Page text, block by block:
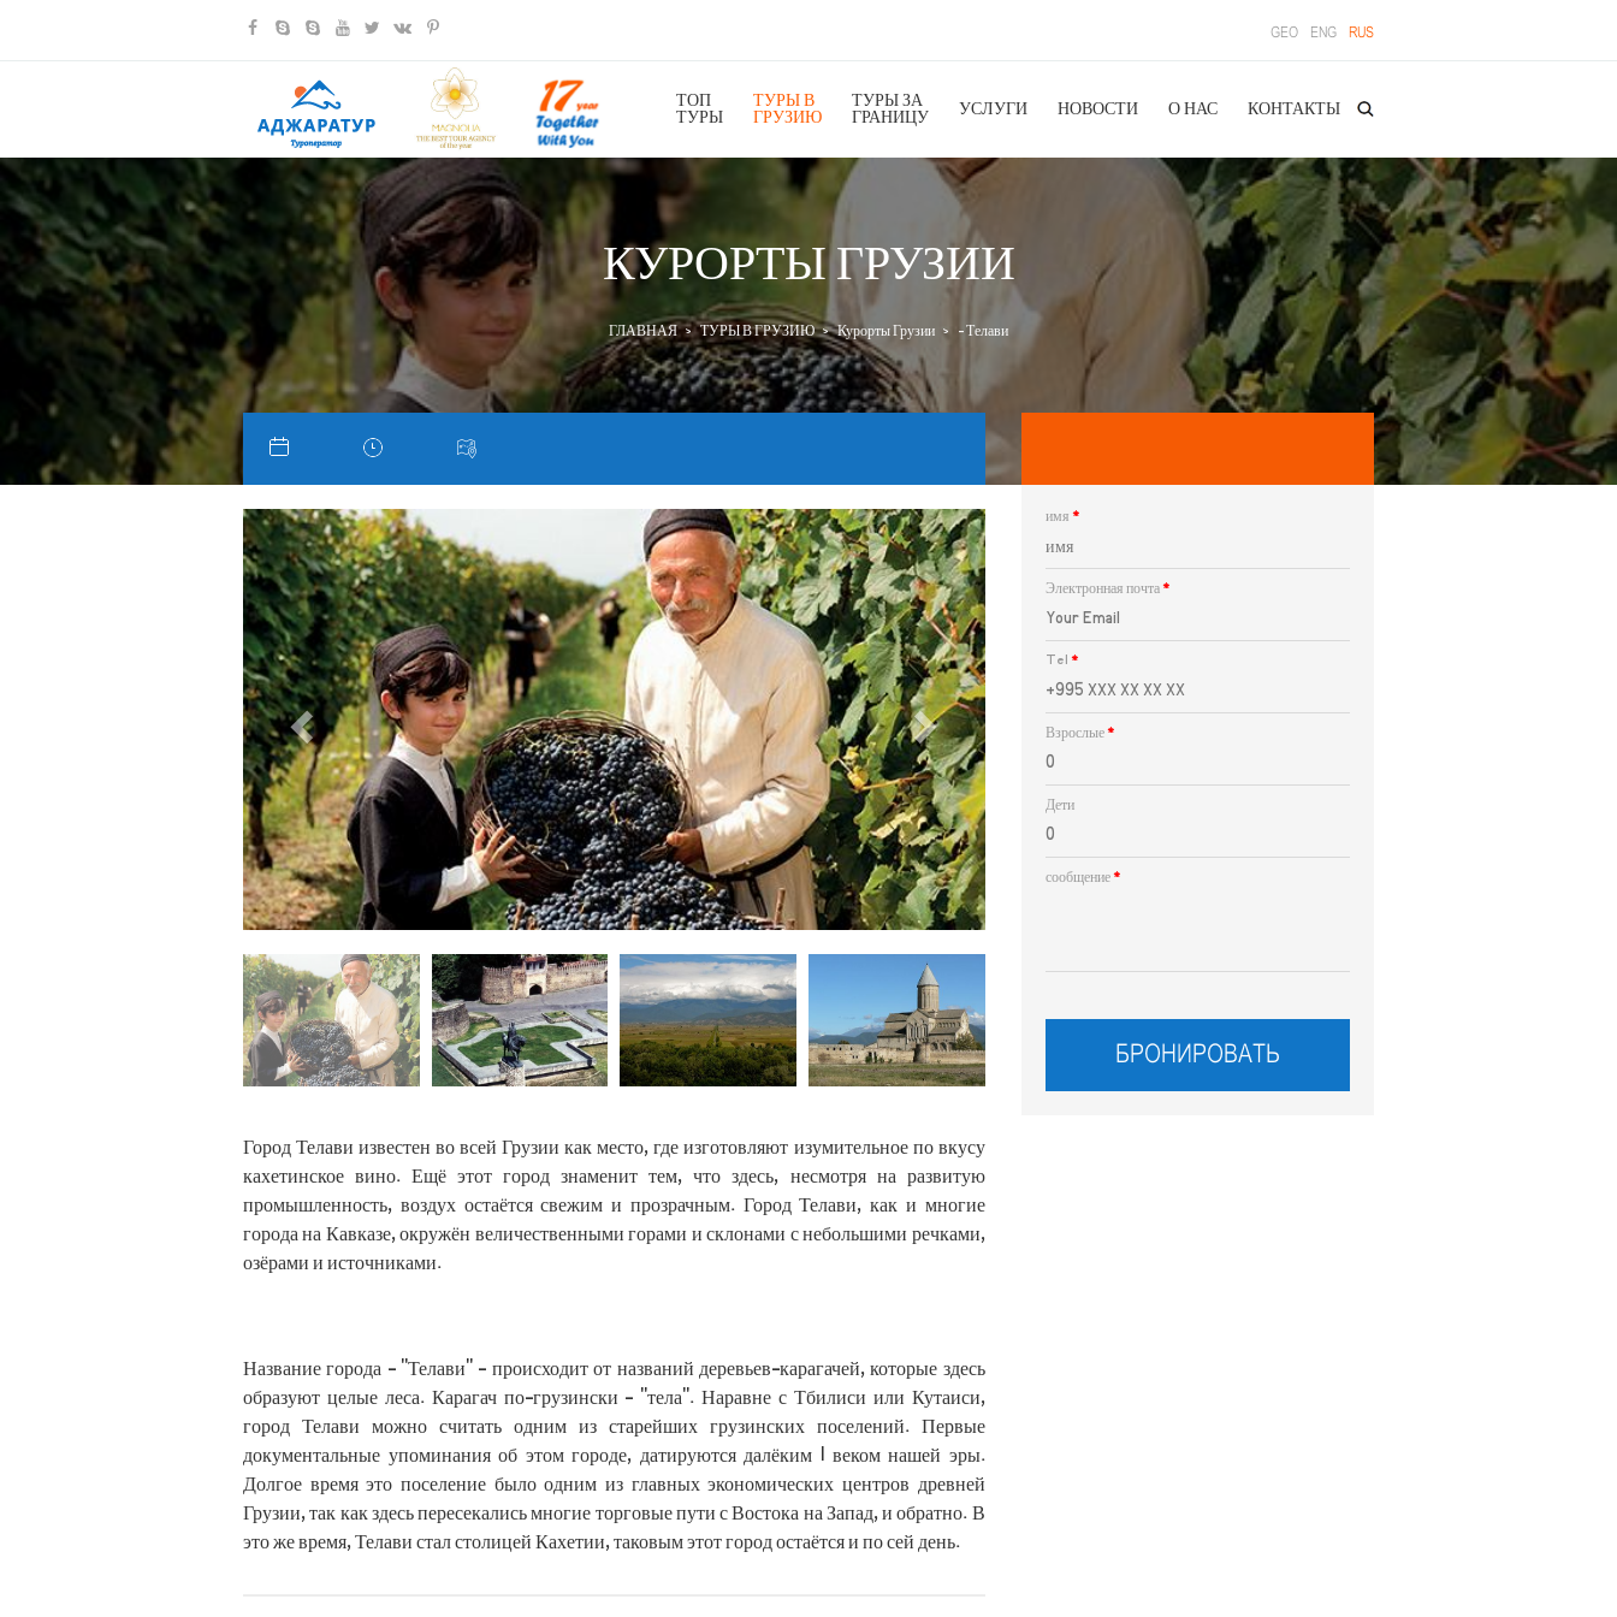
GEO ENG RUS
ТОП
ТУРЫ
ТУРЫ В
ГРУЗИЮ
ТУРЫ ЗА
ГРАНИЦУ
УСЛУГИ НОВОСТИ О НАС КОНТАКТЫ
КУРОРТЫ ГРУЗИИ
ГЛАВНАЯ ТУРЫ В ГРУЗИЮ Курорты Грузии - Телави
Previous Next
Город Телави известен во всей Грузии как место, где изготовляют изумительное по вкусу
кахетинское вино. Ещё этот город знаменит тем, что здесь, несмотря на развитую
промышленность, воздух остаётся свежим и прозрачным. Город Телави, как и многие
города на Кавказе, окружён величественными горами и склонами с небольшими речками,
озёрами и источниками.
Название города - "Телави" - происходит от названий деревьев-карагачей, которые здесь
образуют целые леса. Карагач по-грузински - "тела". Наравне с Тбилиси или Кутаиси,
город Телави можно считать одним из старейших грузинских поселений. Первые
документальные упоминания об этом городе, датируются далёким I веком нашей эры.
Долгое время это поселение было одним из главных экономических центров древней
Грузии, так как здесь пересекались многие торговые пути с Востока на Запад, и обратно. В
это же время, Телави стал столицей Кахетии, таковым этот город остаётся и по сей день.
имя *
Электронная почта*
Tel *
Взрослые*
Дети
сообщение*
БРОНИРОВАТЬ